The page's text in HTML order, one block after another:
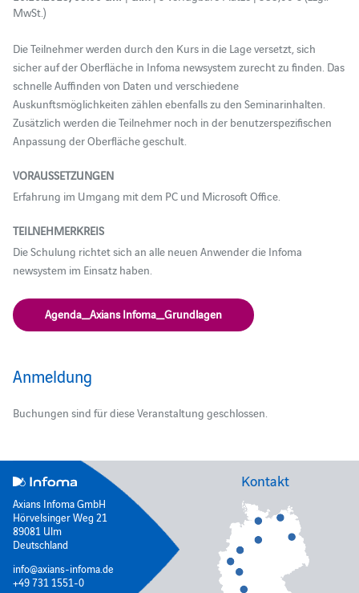
MwSt.)
Die Teilnehmer werden durch den Kurs in die Lage versetzt, sich
sicher auf der Oberfläche in Infoma newsystem zurecht zu finden. Das
schnelle Auffinden von Daten und verschiedene
Auskunftsmöglichkeiten zählen ebenfalls zu den Seminarinhalten.
Zusätzlich werden die Teilnehmer noch in der benutzerspezifischen
Anpassung der Oberfläche geschult.
VORAUSSETZUNGEN
Erfahrung im Umgang mit dem PC und Microsoft Office.
TEILNEHMERKREIS
Die Schulung richtet sich an alle neuen Anwender die Infoma
newsystem im Einsatz haben.
Agenda_Axians Infoma_Grundlagen
Anmeldung
Buchungen sind für diese Veranstaltung geschlossen.
Axians Infoma GmbH
Hörvelsinger Weg 21
89081 Ulm
Deutschland
info@axians-infoma.de
+49 731 1551-0
Kontakt